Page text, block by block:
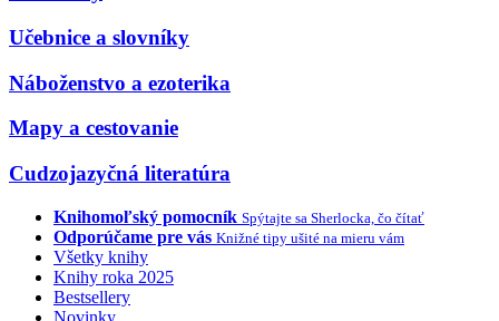
Učebnice a slovníky
Náboženstvo a ezoterika
Mapy a cestovanie
Cudzojazyčná literatúra
Knihomoľský pomocník Spýtajte sa Sherlocka, čo čítať
Odporúčame pre vás Knižné tipy ušité na mieru vám
Všetky knihy
Knihy roka 2025
Bestsellery
Novinky